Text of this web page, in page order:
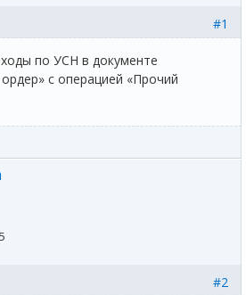
#1
по УСН в документе
с операцией «Прочий
#2